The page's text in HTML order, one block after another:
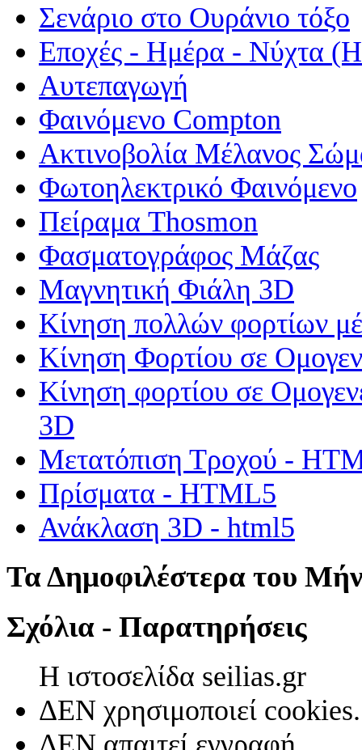
Σενάριο στο Ουράνιο τόξο
Εποχές - Ημέρα - Νύχτα
Αυτεπαγωγή
Φαινόμενο Compton
Ακτινοβολία Μέλανος
Φωτοηλεκτρικό Φαινόμενο
Πείραμα Thosmon
Φασματογράφος Μάζας
Μαγνητική Φιάλη 3D
Κίνηση πολλών φορτίων
Κίνηση Φορτίου σε
Κίνηση φορτίου σε
3D
Μετατόπιση Τροχού -
Πρίσματα - HTML5
Ανάκλαση 3D - html5
Τα Δημοφιλέστερα του
Σχόλια - Παρατηρήσεις
Η ιστοσελίδα seilias.gr
ΔΕΝ χρησιμοποιεί cookies.